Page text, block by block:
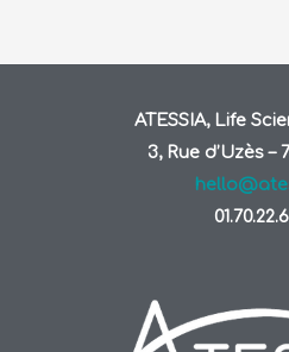
ATESSIA, Life
3, Rue d’Uzès –